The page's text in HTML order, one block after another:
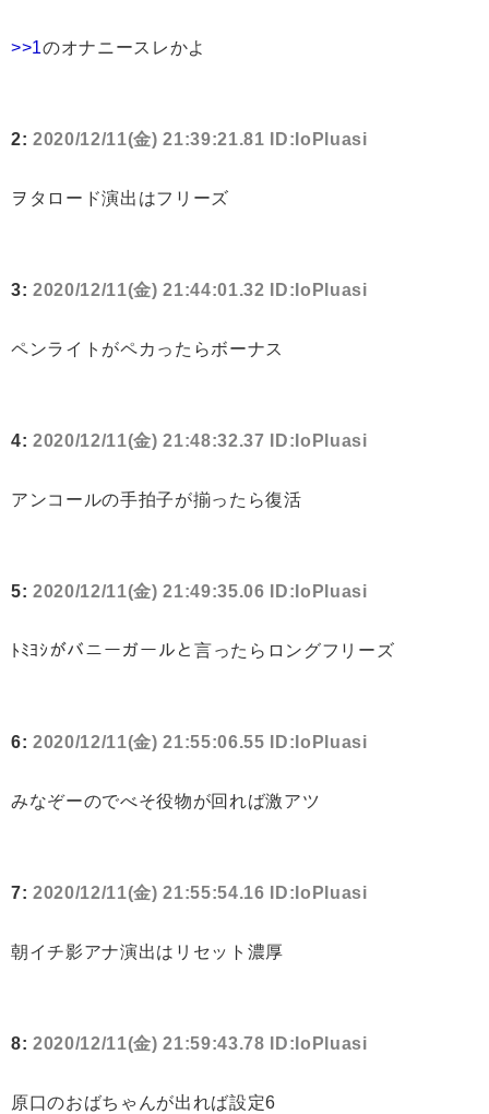
>>1のオナニースレかよ
2: 2020/12/11(金) 21:39:21.81 ID:IoPluasi
ヲタロード演出はフリーズ
3: 2020/12/11(金) 21:44:01.32 ID:IoPluasi
ペンライトがペカったらボーナス
4: 2020/12/11(金) 21:48:32.37 ID:IoPluasi
アンコールの手拍子が揃ったら復活
5: 2020/12/11(金) 21:49:35.06 ID:IoPluasi
ﾄﾐﾖｼがバニーガールと言ったらロングフリーズ
6: 2020/12/11(金) 21:55:06.55 ID:IoPluasi
みなぞーのでべそ役物が回れば激アツ
7: 2020/12/11(金) 21:55:54.16 ID:IoPluasi
朝イチ影アナ演出はリセット濃厚
8: 2020/12/11(金) 21:59:43.78 ID:IoPluasi
原口のおばちゃんが出れば設定6